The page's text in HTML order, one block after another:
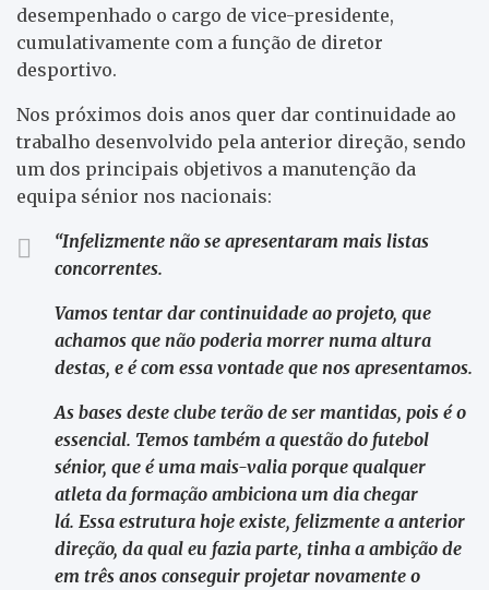
desempenhado o cargo de vice-presidente,
cumulativamente com a função de diretor
desportivo.
Nos próximos dois anos quer dar continuidade ao
trabalho desenvolvido pela anterior direção, sendo
um dos principais objetivos a manutenção da
equipa sénior nos nacionais:
“Infelizmente não se apresentaram mais listas
concorrentes.
Vamos tentar dar continuidade ao projeto, que
achamos que não poderia morrer numa altura
destas, e é com essa vontade que nos apresentamos.
As bases deste clube terão de ser mantidas, pois é o
essencial. Temos também a questão do futebol
sénior, que é uma mais-valia porque qualquer
atleta da formação ambiciona um dia chegar
lá. Essa estrutura hoje existe, felizmente a anterior
direção, da qual eu fazia parte, tinha a ambição de
em três anos conseguir projetar novamente o